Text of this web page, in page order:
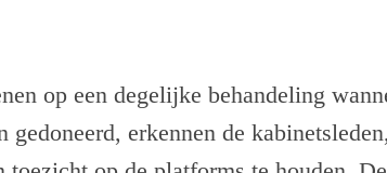
op een degelijke behandeling
erkennen de